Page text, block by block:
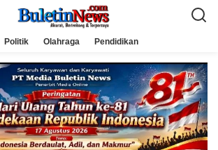
Politik Olahraga Pendidikan